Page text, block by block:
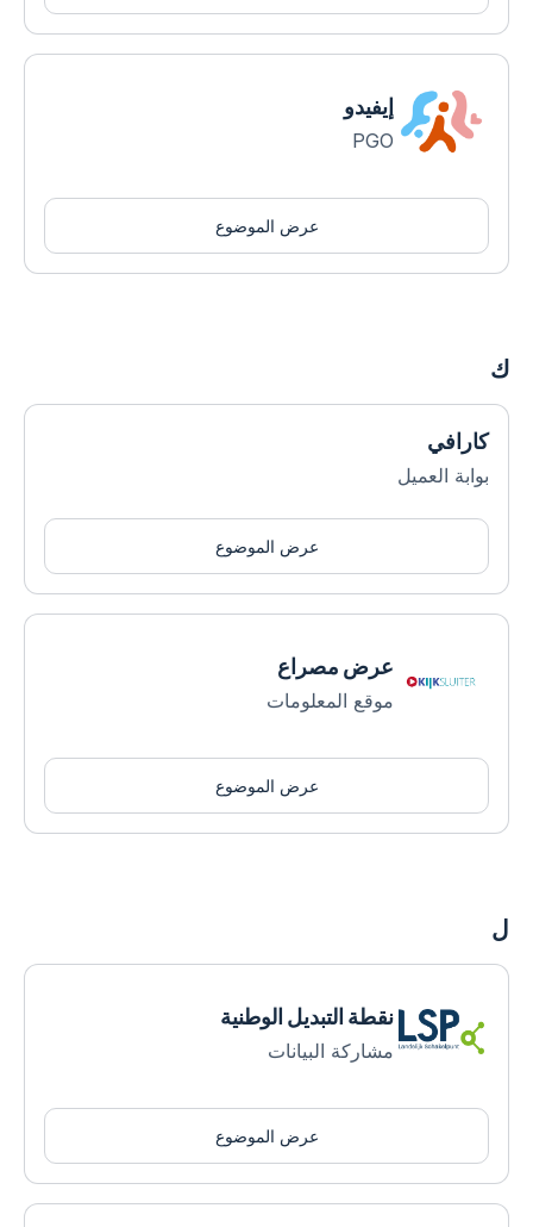
إيفيدو
PGO
عرض الموضوع
ك
كارافي
بوابة العميل
عرض الموضوع
عرض مصراع
موقع المعلومات
عرض الموضوع
ل
نقطة التبديل الوطنية
مشاركة البيانات
عرض الموضوع